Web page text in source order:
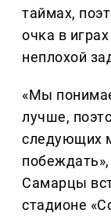
таймах,
очка в
неплохой
«Мы
лучше,
следующих
Самарцы
стадионе